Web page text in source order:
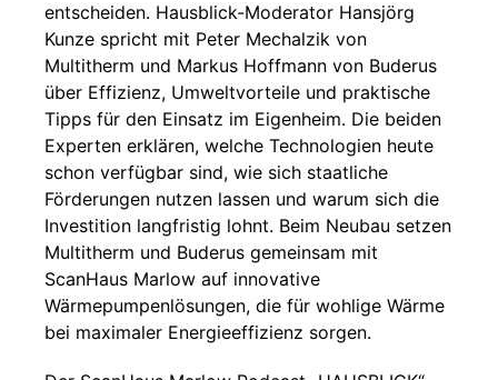
entscheiden. Hausblick-Moderator Hansjörg
Kunze spricht mit Peter Mechalzik von
Multitherm und Markus Hoffmann von Buderus
über Effizienz, Umweltvorteile und praktische
Tipps für den Einsatz im Eigenheim. Die beiden
Experten erklären, welche Technologien heute
schon verfügbar sind, wie sich staatliche
Förderungen nutzen lassen und warum sich die
Investition langfristig lohnt. Beim Neubau setzen
Multitherm und Buderus gemeinsam mit
ScanHaus Marlow auf innovative
Wärmepumpenlösungen, die für wohlige Wärme
bei maximaler Energieeffizienz sorgen.